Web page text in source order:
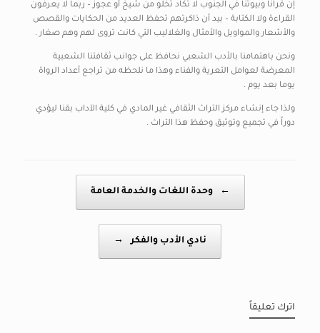
إن قرانا وبيوتنا في الجنوب لا تكاد تخلو من شيخ أو عجوز – ربما لا يعرفون
القراءة ولا الكتابة – بيد أن ذاكرتهم تحفظ العديد من الحكايات والقصص
والأشعار والمواويل والأمثال والغلاليب التي كانت تروى لهم وهم صغار .
ونحن باهتمامنا بالأدب الشعبي نحافظ على جوانب ثقافتنا الشعبية
المعرضة لعوامل التعرية والفناء وهذا ما نلحظه من تراجع أعداد الرواة
يوما بعد يوم .
ولذا جاء إنشاء مركز التراث الثقافي غير المادي في كلية الآداب بقنا ليؤدي
دوراً في تجميع وتوثيق وحفظ هذا التراث .
← وحدة اللغات والخدمة العامة
نادي الأدب والفكر →
اترك تعليقاً